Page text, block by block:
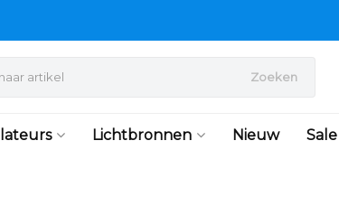
Zoeken
Lichtbronnen Nieuw Sale